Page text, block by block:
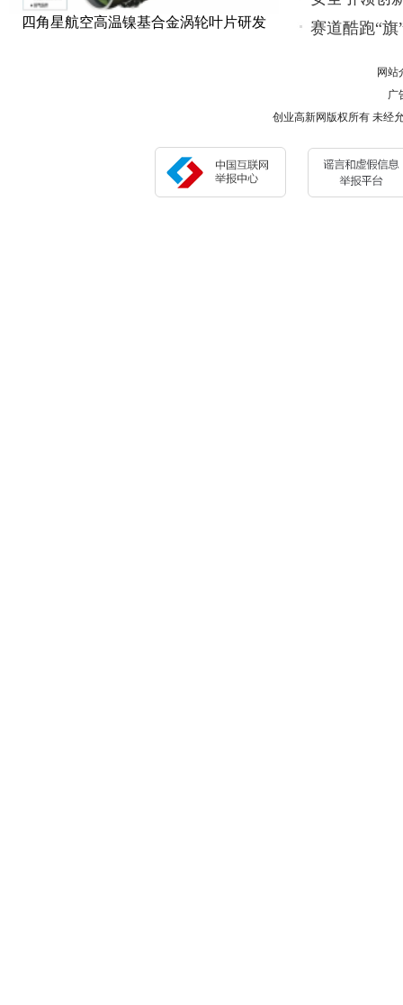
四角星航空高温镍基合金涡轮叶片研发
赛道酷跑“旗
网站
广
创业高新网版权所有 未经